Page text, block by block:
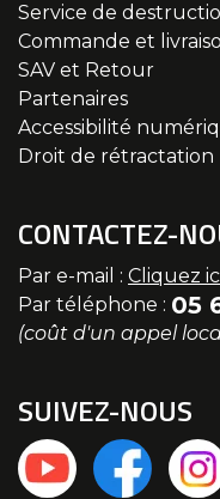
Service de
Commande et
SAV et Retour
Partenaires
Accessibilité
Droit de rétractation
CONTACTEZ-
Par e-mail : Cliquez
Par téléphone : 05
(coût d'un appel
SUIVEZ-NOUS